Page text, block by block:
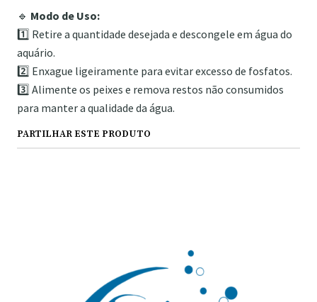
🔹 Modo de Uso:
1️⃣ Retire a quantidade desejada e descongele em água do
aquário.
2️⃣ Enxague ligeiramente para evitar excesso de fosfatos.
3️⃣ Alimente os peixes e remova restos não consumidos
para manter a qualidade da água.
PARTILHAR ESTE PRODUTO